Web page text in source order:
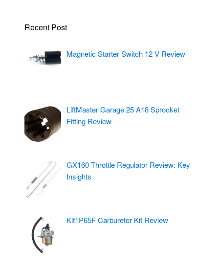
Recent Post
Magnetic Starter Switch 12 V Review
LiftMaster Garage 25 A18 Sprocket
Fitting Review
GX160 Throttle Regulator Review: Key
Insights
Kit1P65F Carburetor Kit Review